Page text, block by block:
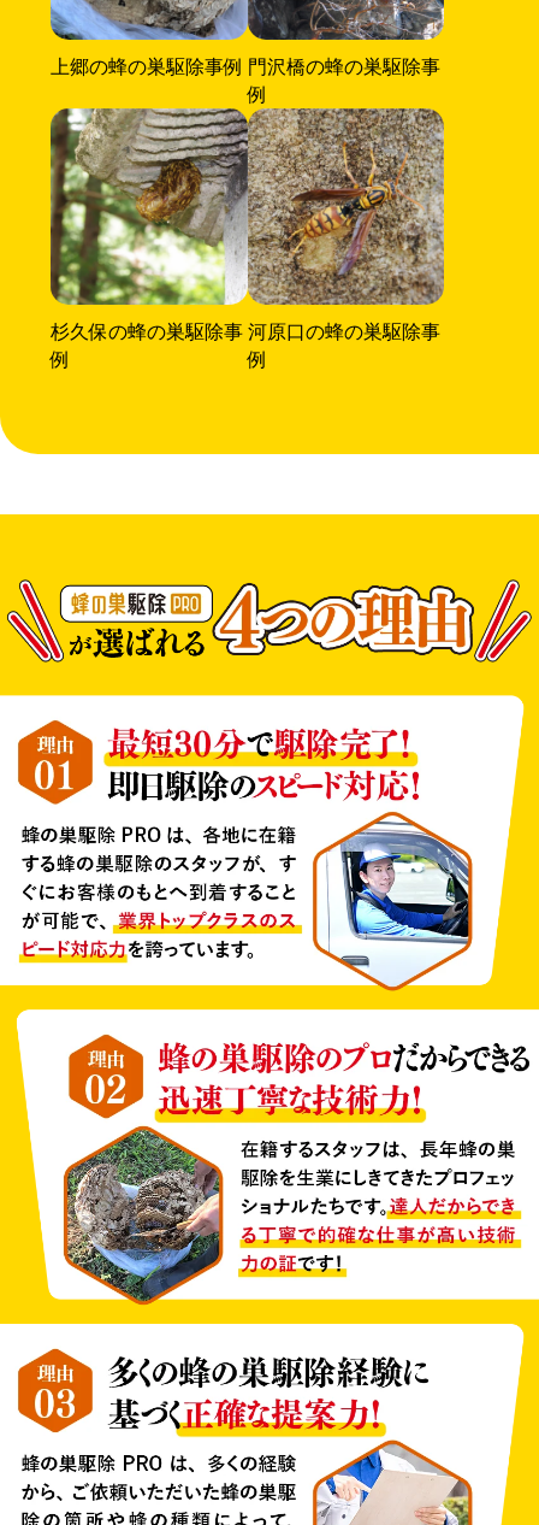
上郷の蜂の巣駆除事例 門沢橋の蜂の巣駆除事
例
杉久保の蜂の巣駆除事
例
河原口の蜂の巣駆除事
例